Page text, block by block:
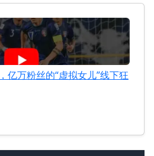
亿万粉丝的“虚拟女儿”线下狂